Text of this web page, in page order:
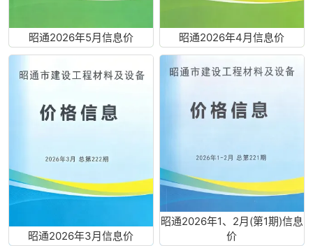
昭通2026年5月信息价 昭通2026年4月信息价
昭通2026年3月信息价
昭通2026年1、2月(第1期)信息
价